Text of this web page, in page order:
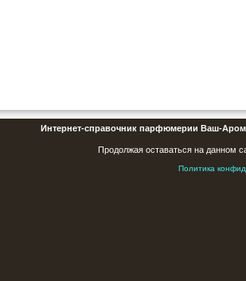
Интернет-справочник парфюмерии Ваш-
Продолжая оставаться на данном
Политика